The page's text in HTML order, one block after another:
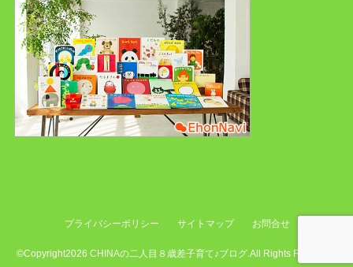
プライバシーポリシー サイトマップ お問合せ
©Copyright2026 CHINAの二人目８歳差子育て♪ブログ.All Rights Reserved.